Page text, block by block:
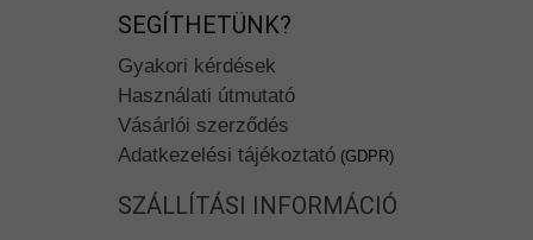
SEGÍTHETÜNK?
Gyakori kérdések
Használati útmutató
Vásárlói szerződés
Adatkezelési tájékoztató (GDPR)
SZÁLLÍTÁSI INFORMÁCIÓ